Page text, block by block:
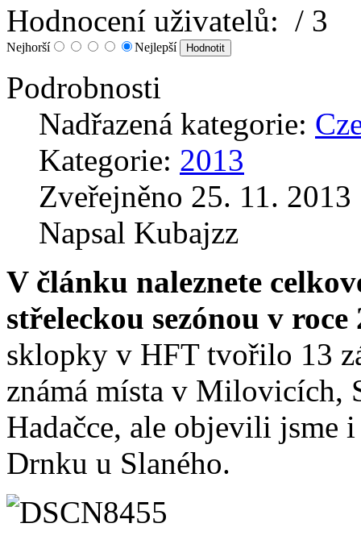
Hodnocení uživatelů: / 3
Nejhorší Nejlepší
Podrobnosti
Nadřazená kategorie:
Kategorie: 2013
Zveřejněno 25. 11. 2013
Napsal Kubajzz
V článku naleznete
střeleckou sezónou v roce
sklopky v HFT tvořilo 13
známá místa v Milovicích,
Hadačce, ale objevili jsme
Drnku u Slaného.